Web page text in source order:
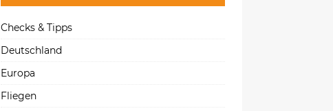
Checks & Tipps
Deutschland
Europa
Fliegen